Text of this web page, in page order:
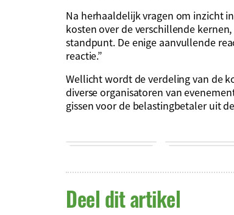
Na herhaaldelijk vragen om inzicht
kosten over de verschillende
standpunt. De enige aanvullende
reactie.”
Wellicht wordt de verdeling van de
diverse organisatoren van
gissen voor de belastingbetaler uit
Deel dit artikel